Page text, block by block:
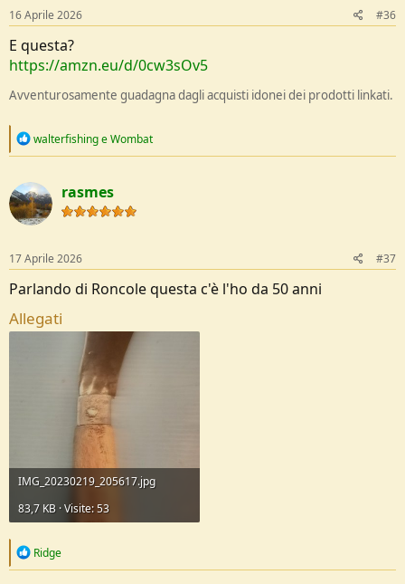
16 Aprile 2026 #36
E questa?
https://amzn.eu/d/0cw3sOv5
Avventurosamente guadagna dagli acquisti idonei dei prodotti linkati.
R
c
t
i
o
s
:
walterfishingeWombat
rasmes
17 Aprile 2026 #37
Parlando di Roncole questa c'è l'ho da 50 anni
Allegati
IMG_20230219_205617.jpg
83,7 KB · Visite: 53
R
Ridge